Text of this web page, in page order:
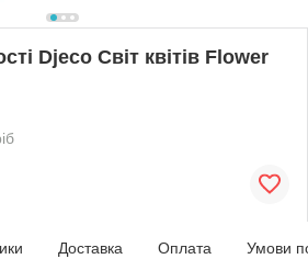
Djeco Світ квітів Flower
Доставка Оплата Умови